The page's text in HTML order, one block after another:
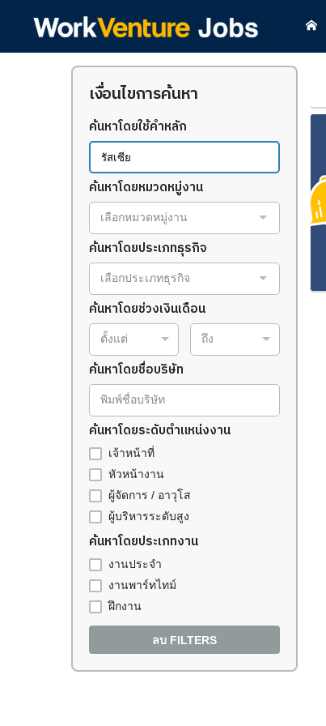
เงื่อนไขการค้นหา
ค้นหาโดยใช้คำหลัก
ค้นหาโดยหมวดหมู่งาน
เลือกหมวดหมู่งาน
ค้นหาโดยประเภทธุรกิจ
เลือกประเภทธุรกิจ
ค้นหาโดยช่วงเงินเดือน
ตั้งแต่ ถึง
ค้นหาโดยชื่อบริษัท
พิมพ์ชื่อบริษัท
ค้นหาโดยระดับตำแหน่งงาน
เจ้าหน้าที่
หัวหน้างาน
ผู้จัดการ / อาวุโส
ผู้บริหารระดับสูง
ค้นหาโดยประเภทงาน
งานประจำ
งานพาร์ทไทม์
ฝึกงาน
ลบ FILTERS